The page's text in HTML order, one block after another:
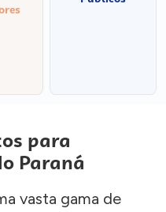
para
Paraná
vasta gama de